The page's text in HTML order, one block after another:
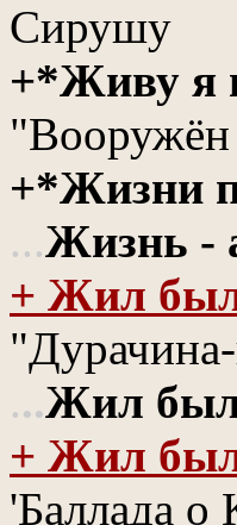
Сирушу
+*Живу я
"Вооружён
+*Жизни
...Жизнь -
+ Жил был
...Жил был
+ Жил
'Баллада о